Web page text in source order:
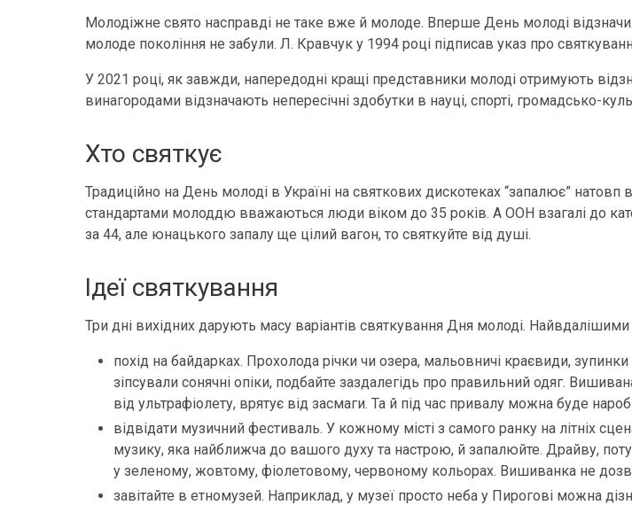
Молодіжне свято насправді не таке вже й молоде. Вперше День молоді
молоде покоління не забули. Л. Кравчук у 1994 році підписав указ про
У 2021 році, як завжди, напередодні кращі представники молоді отримують
винагородами відзначають непересічні здобутки в науці, спорті, громадсько-
Хто святкує
Традиційно на День молоді в Україні на святкових дискотеках “запалює” натовп
стандартами молоддю вважаються люди віком до 35 років. А ООН взагалі до
за 44, але юнацького запалу ще цілий вагон, то святкуйте від душі.
Ідеї святкування
Три дні вихідних дарують масу варіантів святкування Дня молоді. Найвдалішими
похід на байдарках. Прохолода річки чи озера, мальовничі краєвиди,
зіпсували сонячні опіки, подбайте заздалегідь про правильний одяг.
від ультрафіолету, врятує від засмаги. Та й під час привалу можна буде
відвідати музичний фестиваль. У кожному місті з самого ранку на літніх
музику, яка найближча до вашого духу та настрою, й запалюйте. Драйву,
у зеленому, жовтому, фіолетовому, червоному кольорах. Вишиванка не
завітайте в етномузей. Наприклад, у музеї просто неба у Пирогові можна